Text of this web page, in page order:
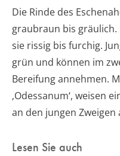
Die Rinde des
graubraun bis
sie rissig bis furchig.
grün und können im
Bereifung annehmen.
‚Odessanum‘, weisen
an den jungen Zweigen
Lesen Sie auch